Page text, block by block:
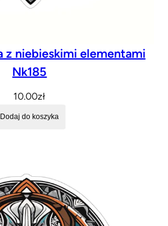
z niebieskimi elementami
Nk185
10.00zł
Dodaj do koszyka